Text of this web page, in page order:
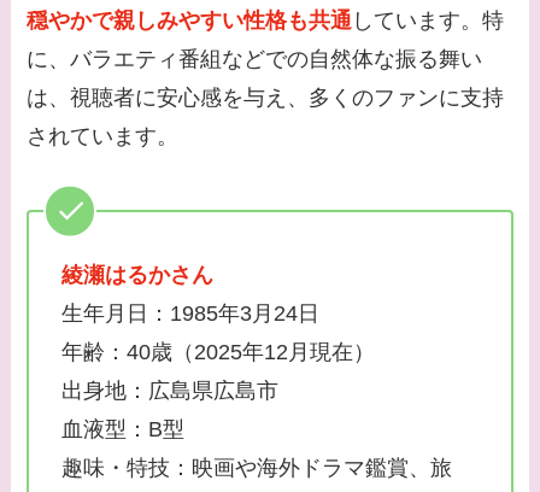
穏やかで親しみやすい性格も共通 しています。特
に、バラエティ番組などでの自然体な振る舞い
は、視聴者に安心感を与え、多くのファンに支持
されています。
綾瀬はるかさん
生年月日：1985年3月24日
年齢：40歳（2025年12月現在）
出身地：広島県広島市
血液型：B型
趣味・特技：映画や海外ドラマ鑑賞、旅